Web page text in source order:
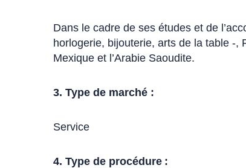
Dans le cadre de ses études et de
horlogerie, bijouterie, arts de la table -,
Mexique et l’Arabie Saoudite.
3. Type de marché :
Service
4. Type de procédure :